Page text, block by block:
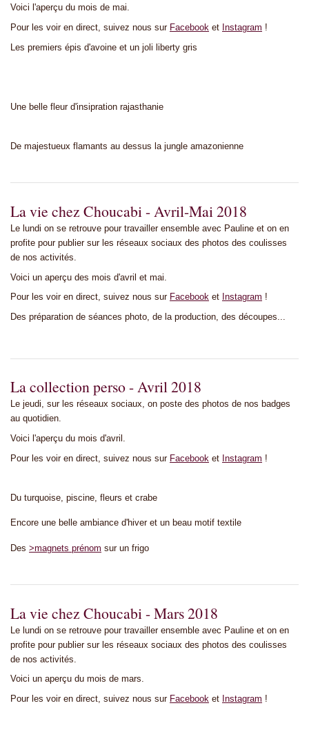
Voici l'aperçu du mois de mai.
Pour les voir en direct, suivez nous sur Facebook et Instagram !
Les premiers épis d'avoine et un joli liberty gris
Une belle fleur d'insipration rajasthanie
De majestueux flamants au dessus la jungle amazonienne
La vie chez Choucabi - Avril-Mai 2018
Le lundi on se retrouve pour travailler ensemble avec Pauline et on en
profite pour publier sur les réseaux sociaux des photos des coulisses
de nos activités.
Voici un aperçu des mois d'avril et mai.
Pour les voir en direct, suivez nous sur Facebook et Instagram !
Des préparation de séances photo, de la production, des découpes...
La collection perso - Avril 2018
Le jeudi, sur les réseaux sociaux, on poste des photos de nos badges
au quotidien.
Voici l'aperçu du mois d'avril.
Pour les voir en direct, suivez nous sur Facebook et Instagram !
Du turquoise, piscine, fleurs et crabe
Encore une belle ambiance d'hiver et un beau motif textile
Des >magnets prénom sur un frigo
La vie chez Choucabi - Mars 2018
Le lundi on se retrouve pour travailler ensemble avec Pauline et on en
profite pour publier sur les réseaux sociaux des photos des coulisses
de nos activités.
Voici un aperçu du mois de mars.
Pour les voir en direct, suivez nous sur Facebook et Instagram !